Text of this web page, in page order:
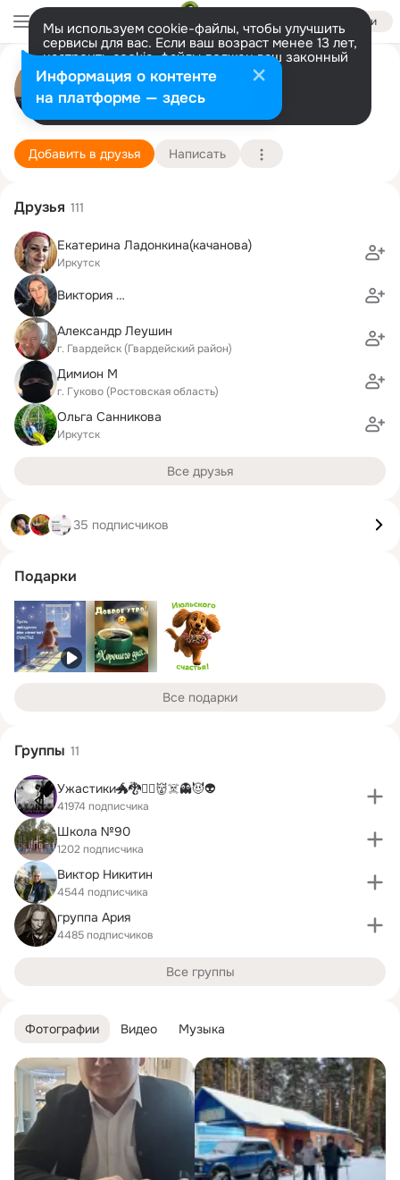
Войти
Мы используем cookie-файлы, чтобы улучшить
сервисы для вас. Если ваш возраст менее 13 лет,
настроить cookie-файлы должен ваш законный
представитель. Больше информации
Разрешить все Настроить
Дмитрий Михайлов Washington
Иркутск 1 мая (50 лет)
Подробнее
Добавить в друзья Написать
Фотографии Видео Музыка
Друзья 111
Екатерина Ладонкина(качанова)
Иркутск
Виктория …
Александр Леушин
г. Гвардейск (Гвардейский район)
Димион M
г. Гуково (Ростовская область)
Ольга Санникова
Иркутск
Все друзья
35 подписчиков
Подарки
Все подарки
Группы 11
Ужастики🐲🐉🧛‍♂️👹☠️👻😈👽
41974 подписчика
Школа №90
1202 подписчика
Виктор Никитин
4544 подписчика
группа Ария
4485 подписчиков
Все группы
Информация о контенте
на платформе — здесь